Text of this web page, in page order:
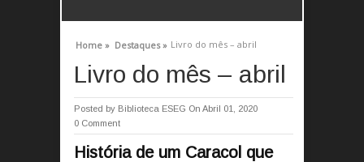
Home » Destaques » Livro do mês – abril
Livro do mês – abril
Posted by Biblioteca ESEG On Abril 01, 2020
0 Comment
História de um Caracol que